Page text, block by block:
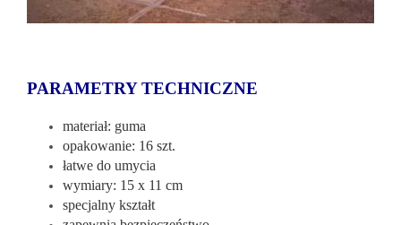
PARAMETRY TECHNICZNE
materiał: guma
opakowanie: 16 szt.
łatwe do umycia
wymiary: 15 x 11 cm
specjalny kształt